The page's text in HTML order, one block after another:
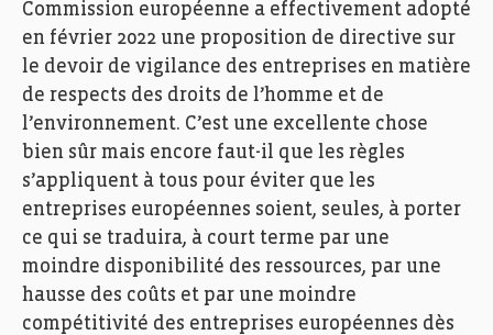
Commission européenne a effectivement adopté
en février 2022 une proposition de directive sur
le devoir de vigilance des entreprises en matière
de respects des droits de l’homme et de
l’environnement. C’est une excellente chose
bien sûr mais encore faut-il que les règles
s’appliquent à tous pour éviter que les
entreprises européennes soient, seules, à porter
ce qui se traduira, à court terme par une
moindre disponibilité des ressources, par une
hausse des coûts et par une moindre
compétitivité des entreprises européennes dès